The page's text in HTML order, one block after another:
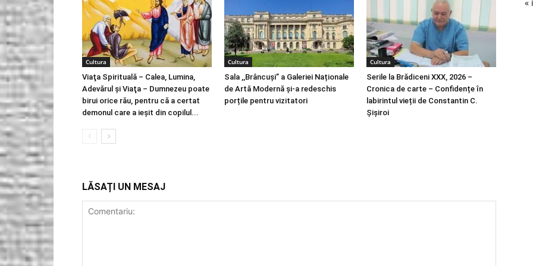
Cultura
Viaţa Spirituală – Calea, Lumina,
Adevărul şi Viaţa – Dumnezeu poate
birui orice rău, pentru că a certat
demonul care a ieșit din copilul...
Cultura
Sala ,,Brâncuși” a Galeriei Naționale
de Artă Modernă și-a redeschis
porțile pentru vizitatori
Cultura
Serile la Brădiceni XXX, 2026 –
Cronica de carte – Confidențe în
labirintul vieții de Constantin C.
Șișiroi
LĂSAȚI UN MESAJ
«